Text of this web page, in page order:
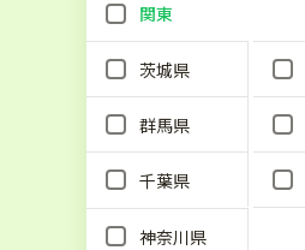
関東
茨城県
群馬県
千葉県
神奈川県